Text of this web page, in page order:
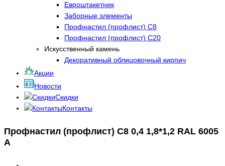
Евроштакетник
Заборные элементы
Профнастил (профлист) С8
Профнастил (профлист) С20
Искусственный камень
Декоративный облицовочный кирпич
Акции
Новости
Скидки
Контакты
Профнастил (профлист) С8 0,4 1,8*1,2 RAL 6005
А